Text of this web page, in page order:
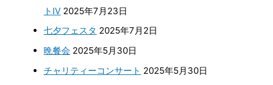
トⅣ 2025年7月23日
七夕フェスタ 2025年7月2日
晩餐会 2025年5月30日
チャリティーコンサート 2025年5月30日